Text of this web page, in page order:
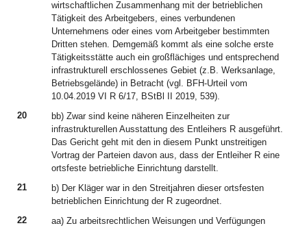
wirtschaftlichen Zusammenhang mit der betrieblichen
Tätigkeit des Arbeitgebers, eines verbundenen
Unternehmens oder eines vom Arbeitgeber bestimmten
Dritten stehen. Demgemäß kommt als eine solche erste
Tätigkeitsstätte auch ein großflächiges und entsprechend
infrastrukturell erschlossenes Gebiet (z.B. Werksanlage,
Betriebsgelände) in Betracht (vgl. BFH-Urteil vom
10.04.2019 VI R 6/17, BStBl II 2019, 539).
20
bb) Zwar sind keine näheren Einzelheiten zur
infrastrukturellen Ausstattung des Entleihers R ausgeführt.
Das Gericht geht mit den in diesem Punkt unstreitigen
Vortrag der Parteien davon aus, dass der Entleiher R eine
ortsfeste betriebliche Einrichtung darstellt.
21
b) Der Kläger war in den Streitjahren dieser ortsfesten
betrieblichen Einrichtung der R zugeordnet.
22
aa) Zu arbeitsrechtlichen Weisungen und Verfügungen